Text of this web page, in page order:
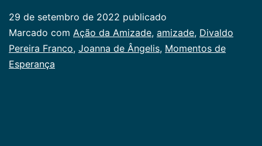
29 de setembro de 2022 publicado
Categorizado
como
Publicogeral
Marcado com Ação da Amizade, amizade, Divaldo
Pereira Franco, Joanna de Ângelis, Momentos de
Esperança